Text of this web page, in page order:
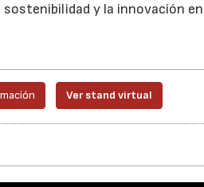
y la innovación en
Ver stand virtual